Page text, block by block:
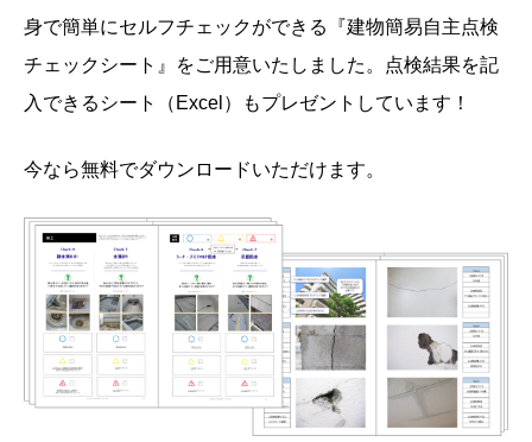
身で簡単にセルフチェックができる『建物簡易自主点検
チェックシート』をご用意いたしました。点検結果を記
入できるシート（Excel）もプレゼントしています！
今なら無料でダウンロードいただけます。